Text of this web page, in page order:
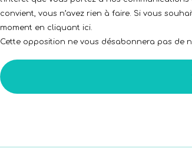
convient, vous n’avez rien à faire. Si vous
moment en cliquant ici.
Cette opposition ne vous désabonnera pas de